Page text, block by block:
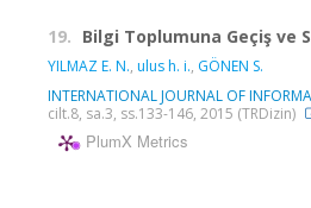
19. Bilgi Toplumuna Geçiş ve
YILMAZ E. N., ulus h. i., GÖNEN S.
INTERNATIONAL JOURNAL OF
cilt.8, sa.3, ss.133-146, 2015 (TRDizin)
PlumX Metrics